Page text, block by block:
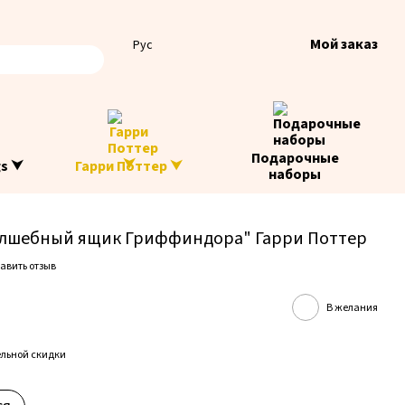
Рус Мой заказ
⮟ Гарри Поттер ⮟
Подарочные
наборы
ящик Гриффиндора" Гарри Поттер
отзыв
В желания
скидки